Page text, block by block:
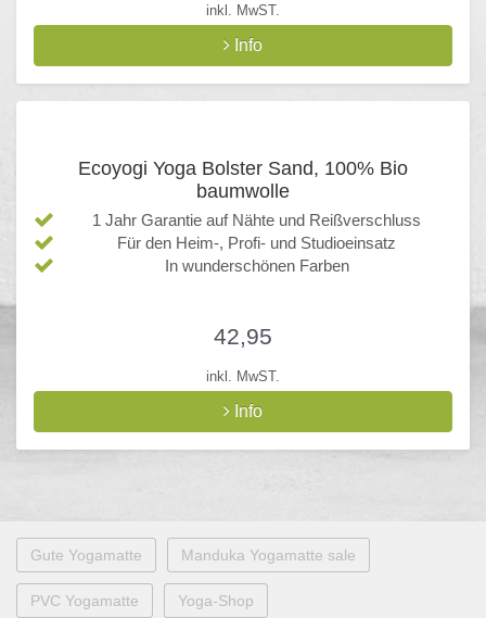
inkl. MwST.
Info
Ecoyogi Yoga Bolster Sand, 100% Bio
baumwolle
1 Jahr Garantie auf Nähte und Reißverschluss
Für den Heim-, Profi- und Studioeinsatz
In wunderschönen Farben
42,95
inkl. MwST.
Info
Gute Yogamatte Manduka Yogamatte sale
PVC Yogamatte Yoga-Shop